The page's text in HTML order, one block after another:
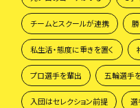
チームとスクールが連携
私生活・態度に重きを置く
プロ選手を輩出 五輪選手
入団はセレクション前提 選